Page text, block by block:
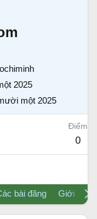
2025
một 2025
Điểm
0
bài đăng Giới thiệu